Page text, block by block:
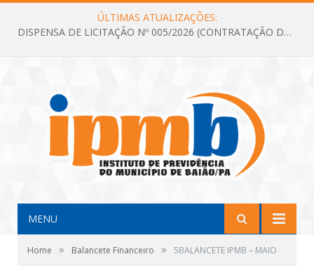
ÚLTIMAS ATUALIZAÇÕES:
DISPENSA DE LICITAÇÃO Nº 005/2026 (CONTRATAÇÃO DE SERVIÇOS TÉCNICOS DE CONSULTORIA E ASSESSORIA EM LICITAÇÃO COM ANÁLISE E ACOMPANHAMENTO DE PROCESSOS LICITATÓRIOS PARA ATENDER AS NECESSIDADES DO INSTITUTO DE PREVIDÊNCIA DO MUNICÍPIO DE BAIÃO – IPMB)
MENU
Home » Balancete Financeiro » 5BALANCETE IPMB – MAIO